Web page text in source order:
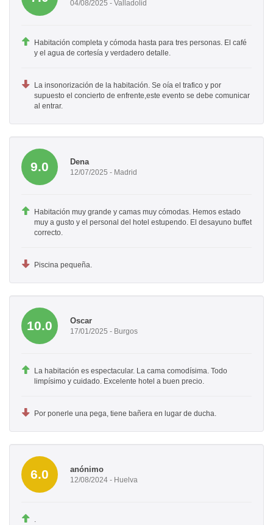
04/08/2025 - Valladolid
Habitación completa y cómoda hasta para tres personas. El café
y el agua de cortesía y verdadero detalle.
La insonorización de la habitación. Se oía el trafico y por
supuesto el concierto de enfrente,este evento se debe comunicar
al entrar.
9.0 Dena
12/07/2025 - Madrid
Habitación muy grande y camas muy cómodas. Hemos estado
muy a gusto y el personal del hotel estupendo. El desayuno buffet
correcto.
Piscina pequeña.
10.0 Oscar
17/01/2025 - Burgos
La habitación es espectacular. La cama comodísima. Todo
limpísimo y cuidado. Excelente hotel a buen precio.
Por ponerle una pega, tiene bañera en lugar de ducha.
6.0 anónimo
12/08/2024 - Huelva
.